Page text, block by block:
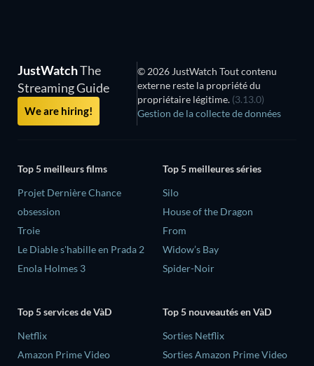
JustWatchThe
Streaming Guide
We are hiring!
© 2026 JustWatch Tout contenu
externe reste la propriété du
propriétaire légitime. (3.13.0)
Gestion de la collecte de données
Top 5 meilleurs films
Projet Dernière Chance
obsession
Troie
Le Diable s'habille en Prada 2
Enola Holmes 3
Top 5 meilleures séries
Silo
House of the Dragon
From
Widow’s Bay
Spider-Noir
Top 5 services de VàD
Netflix
Amazon Prime Video
Top 5 nouveautés en VàD
Sorties Netflix
Sorties Amazon Prime Video